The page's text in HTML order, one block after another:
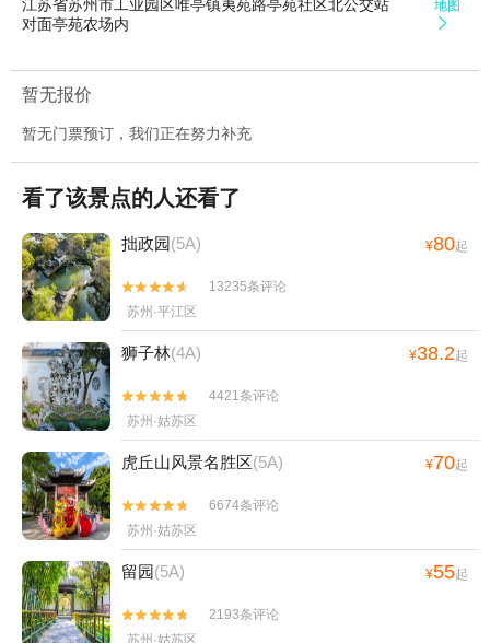
江苏省苏州市工业园区唯亭镇夷苑路亭苑社区北公交站
对面亭苑农场内
地图

暂无报价
暂无门票预订，我们正在努力补充
看了该景点的人还看了
拙政园(5A) ¥80起


13235条评论
苏州·平江区
狮子林(4A) ¥38.2起


4421条评论
苏州·姑苏区
虎丘山风景名胜区(5A) ¥70起


6674条评论
苏州·姑苏区
留园(5A) ¥55起


2193条评论